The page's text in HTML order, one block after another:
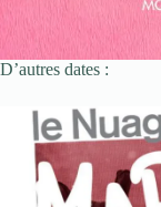
D’autres dates :